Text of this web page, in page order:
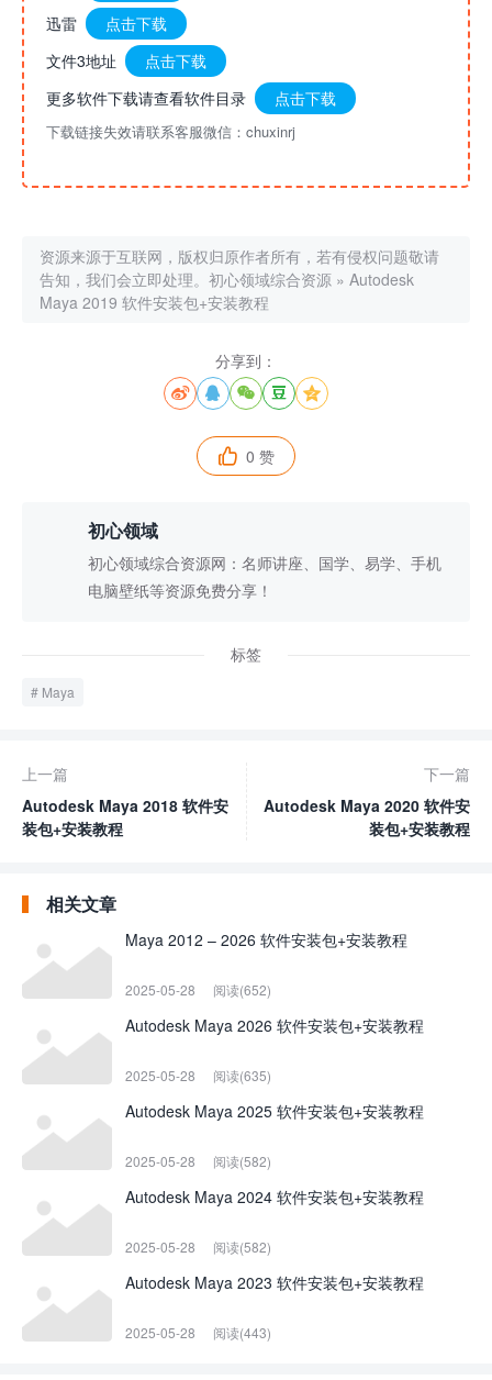
迅雷
点击下载
文件3地址
点击下载
更多软件下载请查看软件目录
点击下载
下载链接失效请联系客服微信：chuxinrj
资源来源于互联网，版权归原作者所有，若有侵权问题敬请
告知，我们会立即处理。 初心领域综合资源 » Autodesk
Maya 2019 软件安装包+安装教程
分享到：
    
 0 赞
初心领域
初心领域综合资源网：名师讲座、国学、易学、手机
电脑壁纸等资源免费分享！
标签
Maya
上一篇
Autodesk Maya 2018 软件安
装包+安装教程
下一篇
Autodesk Maya 2020 软件安
装包+安装教程
相关文章
Maya 2012 – 2026 软件安装包+安装教程
2025-05-28 阅读(652)
Autodesk Maya 2026 软件安装包+安装教程
2025-05-28 阅读(635)
Autodesk Maya 2025 软件安装包+安装教程
2025-05-28 阅读(582)
Autodesk Maya 2024 软件安装包+安装教程
2025-05-28 阅读(582)
Autodesk Maya 2023 软件安装包+安装教程
2025-05-28 阅读(443)